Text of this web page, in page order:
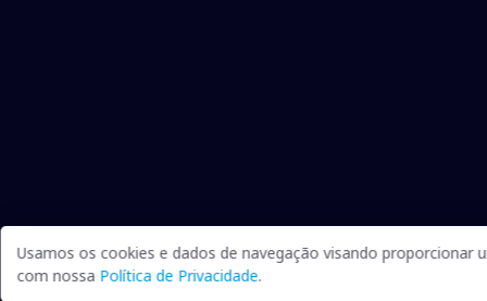
Usamos os cookies e dados de navegação visando
com nossa Política de Privacidade.